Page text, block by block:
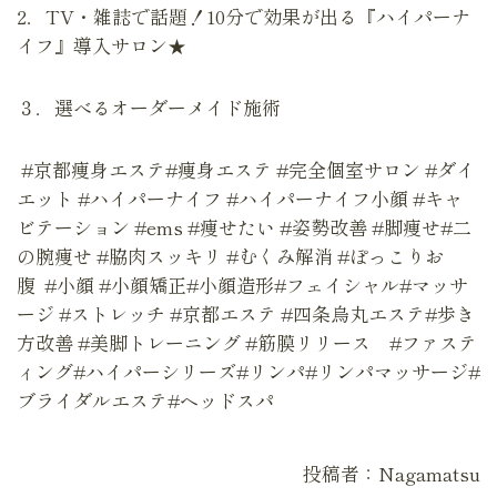
2．TV・雑誌で話題！10分で効果が出る『ハイパーナ
イフ』導入サロン★
３．選べるオーダーメイド施術
#京都痩身エステ#痩身エステ #完全個室サロン #ダイ
エット #ハイパーナイフ #ハイパーナイフ小顔 #キャ
ビテーション #ems #痩せたい #姿勢改善 #脚痩せ#二
の腕痩せ #脇肉スッキリ #むくみ解消 #ぽっこりお
腹 #小顔 #小顔矯正#小顔造形#フェイシャル#マッサ
ージ #ストレッチ #京都エステ #四条烏丸エステ#歩き
方改善 #美脚トレーニング #筋膜リリース #ファステ
ィング#ハイパーシリーズ#リンパ#リンパマッサージ#
ブライダルエステ#ヘッドスパ
投稿者：Nagamatsu